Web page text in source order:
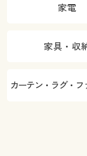
家電
家具・収
カーテン・ラグ・フ